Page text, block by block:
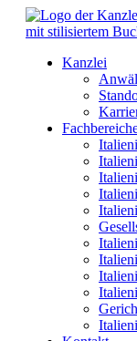
Kanzlei